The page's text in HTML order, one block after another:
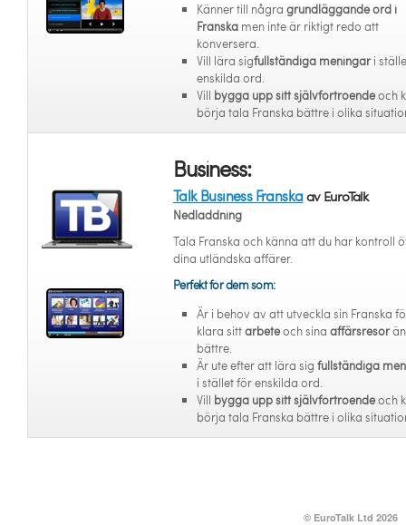
Känner till några grundläggande ord i
Franska men inte är riktigt redo att
konversera.
Vill lära sigfullständiga meningar i
enskilda ord.
Vill bygga upp sitt självförtroendeoch
börja tala Franska bättre i olika
Business:
Talk Business Franskaav EuroTalk
Nedladdning
Tala Franska och känna att du har kontroll
dina utländska affärer.
Perfekt för dem som:
Är i behov av att utveckla sin Franska
klara sittarbeteoch sina affärsresor
bättre.
Är ute efter att lära sig fullständiga
i stället för enskilda ord.
Vill bygga upp sitt självförtroendeoch
börja tala Franska bättre i olika
© EuroTalk Ltd 2026